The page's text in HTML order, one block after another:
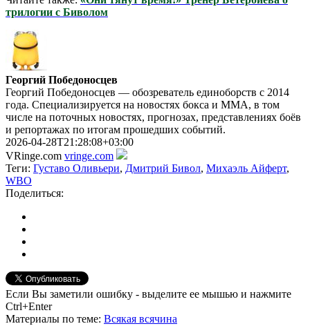
трилогии с Биволом
Георгий Победоносцев
Георгий Победоносцев — обозреватель единоборств с 2014
года. Специализируется на новостях бокса и ММА, в том
числе на поточных новостях, прогнозах, представлениях боёв
и репортажах по итогам прошедших событий.
2026-04-28T21:28:08+03:00
VRinge.com vringe.com
Теги: Густаво Оливьери, Дмитрий Бивол, Михаэль Айферт,
WBO
Поделиться:
Если Вы заметили ошибку - выделите ее мышью и нажмите
Ctrl+Enter
Материалы по теме: Всякая всячина